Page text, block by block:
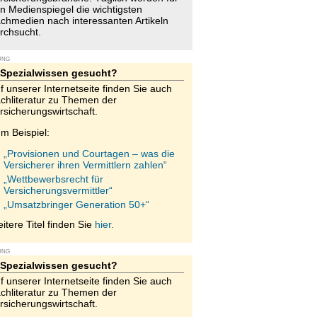
Medienspiegel die wichtigsten
nach interessanten Artikeln
Spezialwissen gesucht?
unserer Internetseite finden Sie auch
zu Themen der
Beispiel:
„Provisionen und Courtagen – was die
Versicherer ihren Vermittlern zahlen“
„Wettbewerbsrecht für
Versicherungsvermittler“
„Umsatzbringer Generation 50+“
Titel finden Sie hier.
Spezialwissen gesucht?
unserer Internetseite finden Sie auch
zu Themen der